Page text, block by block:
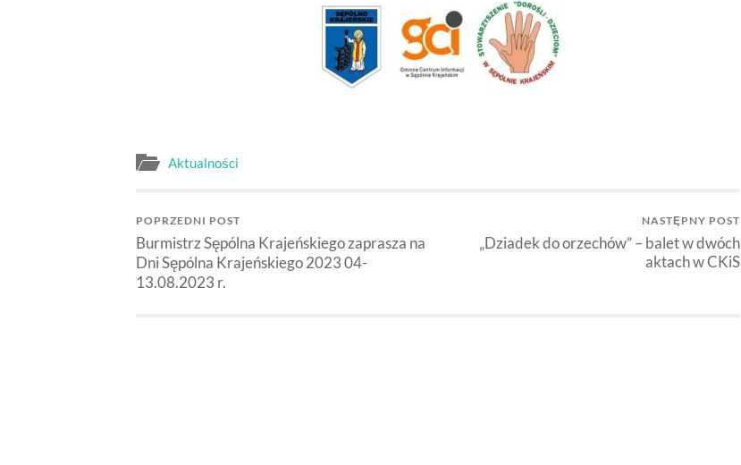
Aktualności
POPRZEDNI POST
Burmistrz Sępólna Krajeńskiego zaprasza na
Dni Sępólna Krajeńskiego 2023 04-
13.08.2023 r.
NASTĘPNY POST
„Dziadek do orzechów” – balet w dwóch
aktach w CKiS